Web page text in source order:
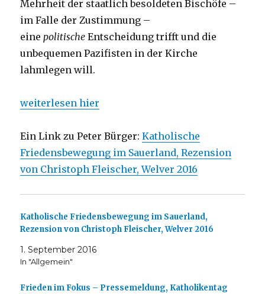
Mehrheit der staatlich besoldeten Bischöfe –
im Falle der Zustimmung –
einepolitische Entscheidung trifft und die
unbequemen Pazifisten in der Kirche
lahmlegen will.
weiterlesen hier
Ein Link zu Peter Bürger:Katholische
Friedensbewegung im Sauerland, Rezension
von Christoph Fleischer, Welver 2016
Katholische Friedensbewegung im Sauerland,
Rezension von Christoph Fleischer, Welver 2016
1. September 2016
In "Allgemein"
Frieden im Fokus – Pressemeldung, Katholikentag